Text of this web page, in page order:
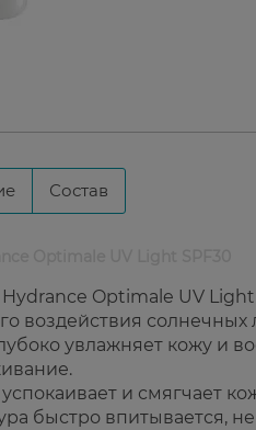
Состав
Optimale UV
воздействия
увлажняет кожу и
и смягчает
быстро впитывается,